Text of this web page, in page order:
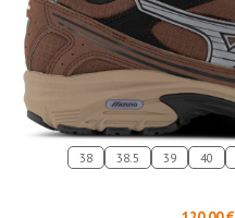
38 38.5 39 40